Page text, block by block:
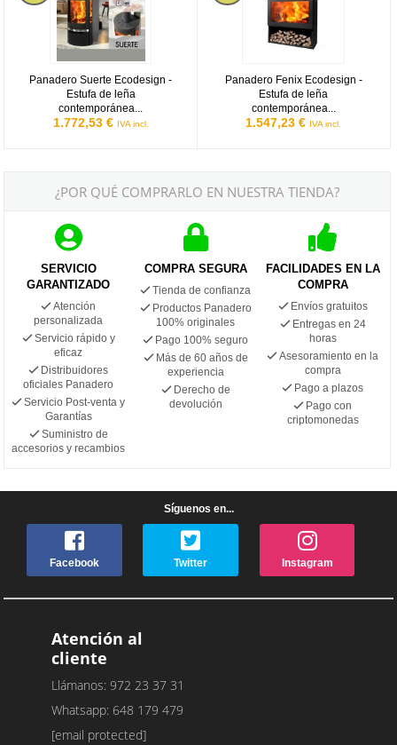
Panadero Suerte Ecodesign -
Estufa de leña
contemporánea...
1.772,53 € IVA incl.
Panadero Fenix Ecodesign -
Estufa de leña
contemporánea...
1.547,23 € IVA incl.
¿POR QUÉ COMPRARLO EN NUESTRA TIENDA?
SERVICIO
GARANTIZADO
Atención
personalizada
Servicio rápido y
eficaz
Distribuidores
oficiales Panadero
Servicio Post-venta y
Garantías
Suministro de
accesorios y recambios
COMPRA SEGURA
Tienda de confianza
Productos Panadero
100% originales
Pago 100% seguro
Más de 60 años de
experiencia
Derecho de
devolución
FACILIDADES EN LA
COMPRA
Envíos gratuitos
Entregas en 24
horas
Asesoramiento en la
compra
Pago a plazos
Pago con
criptomonedas
Síguenos en...
Facebook Twitter Instagram
Atención al
cliente
Llámanos: 972 23 37 31
Whatsapp: 648 179 479
[email protected]